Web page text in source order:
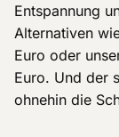
Entspannung
Alternativen
Euro oder
Euro. Und der
ohnehin die